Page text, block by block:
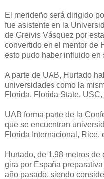
El merideño será dirigido
fue asistente en la
de Greivis Vásquez por
convertido en el mentor de
esto pudo haber influido en
A parte de UAB, Hurtado
universidades como la
Florida, Florida State,
UAB forma parte de la
que se encuentran
Florida Internacional, Rice,
Hurtado, de 1.98 metros
gira por España
año pasado, siendo